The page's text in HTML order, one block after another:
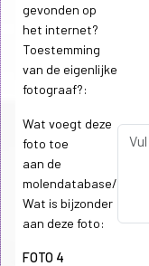
gevonden op
het internet?
Toestemming
van de eigenlijke
fotograaf?:
Wat voegt deze
foto toe
aan de
molendatabase/
Wat is bijzonder
aan deze foto:
FOTO 4